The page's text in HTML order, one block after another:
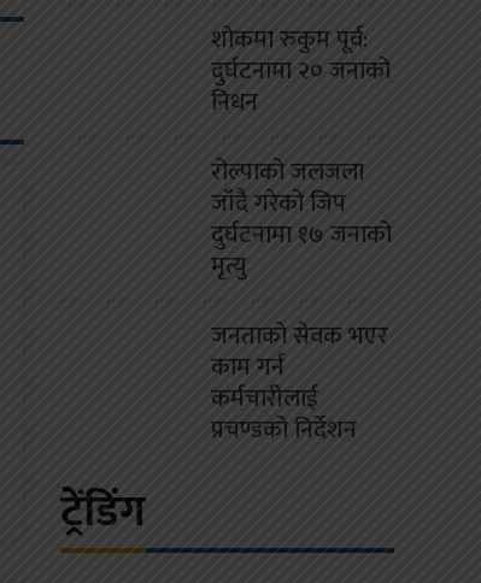
शोकमा रुकुम पूर्व:
दुर्घटनामा २० जनाको
निधन
रोल्पाको जलजला
जाँदै गरेको जिप
दुर्घटनामा १७ जनाको
मृत्यु
जनताको सेवक भएर
काम गर्न
कर्मचारीलाई
प्रचण्डको निर्देशन
ट्रेंडिंग